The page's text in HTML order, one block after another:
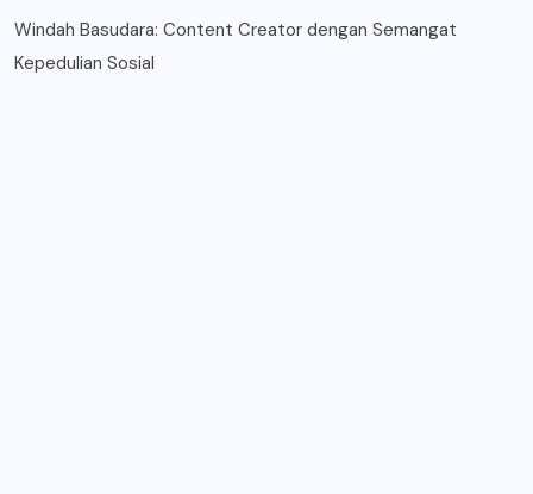
Windah Basudara: Content Creator dengan Semangat
Kepedulian Sosial